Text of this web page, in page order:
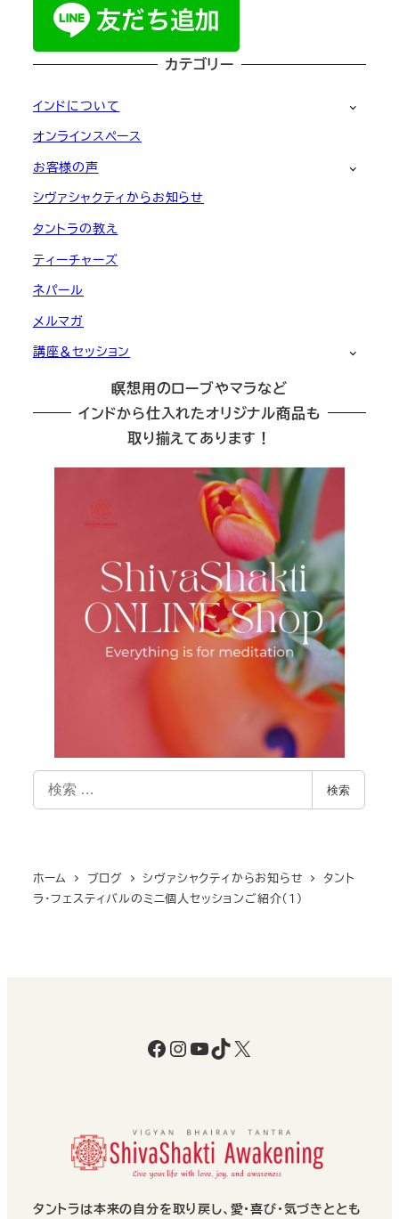
カテゴリー
インドについて
オンラインスペース
お客様の声
シヴァシャクティからお知らせ
タントラの教え
ティーチャーズ
ネパール
メルマガ
講座＆セッション
瞑想用のローブやマラなど
インドから仕入れたオリジナル商品も
取り揃えてあります！
索
検索
ホーム ブログ シヴァシャクティからお知らせ
タント
ラ・フェスティバルのミニ個人セッションご紹介（１）
Facebook InstagramYouTube TikTok X
タントラは本来の自分を取り戻し、愛・喜び・気づきととも